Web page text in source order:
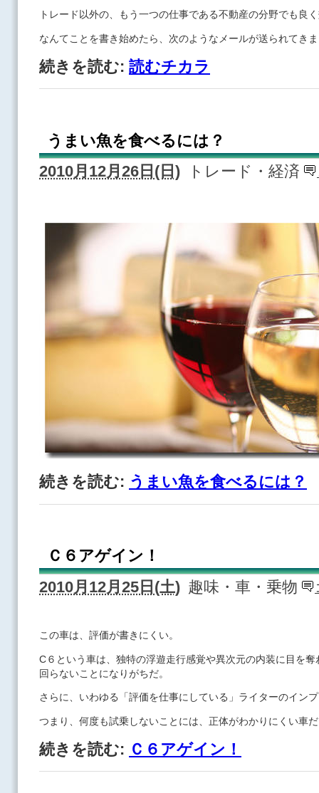
トレード以外の、もう一つの仕事である不動産の分野でも良
なんてことを書き始めたら、次のようなメールが送られてき
続きを読む: 読むチカラ
うまい魚を食べるには？
2010月12月26日(日)
トレード・経済
続きを読む: うまい魚を食べるには？
Ｃ６アゲイン！
2010月12月25日(土) 趣味・車・乗物
この車は、評価が書きにくい。
C６という車は、独特の浮遊走行感覚や異次元の内装に目を
回らないことになりがちだ。
さらに、いわゆる「評価を仕事にしている」ライターのイン
つまり、何度も試乗しないことには、正体がわかりにくい車
続きを読む: Ｃ６アゲイン！